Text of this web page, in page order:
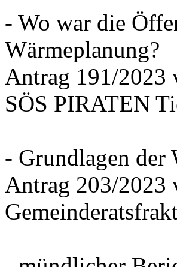
- Wo war die
Wärmeplanung?
Antrag 191/
SÖS PIRATEN
- Grundlagen der
Antrag 203/2023